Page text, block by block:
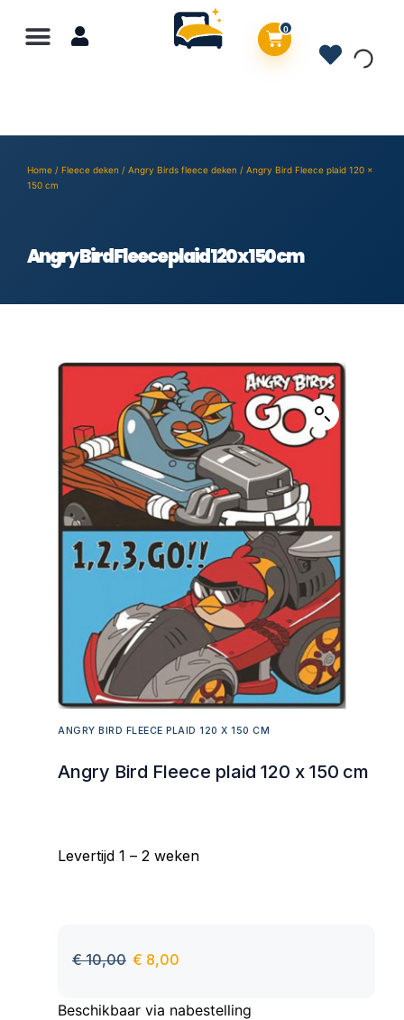
0
Home / Fleece deken / Angry Birds fleece deken / Angry Bird Fleece plaid 120 x
150 cm
Angry Bird Fleece plaid 120 x 150 cm
ANGRY BIRD FLEECE PLAID 120 X 150 CM
Angry Bird Fleece plaid 120 x 150 cm
Levertijd 1 – 2 weken
€10,00 € 8,00
Beschikbaar via nabestelling